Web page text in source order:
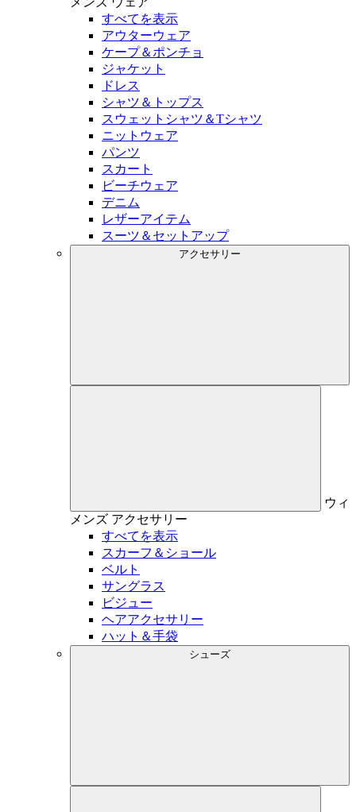
すべてを表示
アウターウェア
ケープ＆ポンチョ
ジャケット
ドレス
シャツ＆トップス
スウェットシャツ＆Tシャツ
ニットウェア
パンツ
スカート
ビーチウェア
デニム
レザーアイテム
スーツ＆セットアップ
アクセサリー
ウィ
メンズ アクセサリー
すべてを表示
スカーフ＆ショール
ベルト
サングラス
ビジュー
ヘアアクセサリー
ハット＆手袋
シューズ